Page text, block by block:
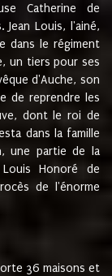
Catherine de
Louis, l'ainé,
dans le régiment
un tiers pour ses
d'Auche, son
de reprendre les
dont le roi de
dans la famille
une partie de la
Honoré de
de l'énorme
36 maisons et